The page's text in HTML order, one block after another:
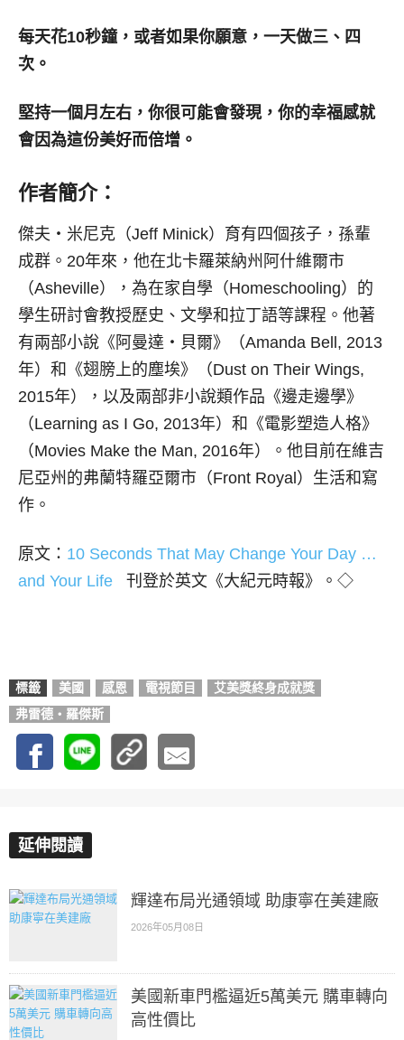
每天花10秒鐘，或者如果你願意，一天做三、四
次。
堅持一個月左右，你很可能會發現，你的幸福感就
會因為這份美好而倍增。
作者簡介：
傑夫‧米尼克（Jeff Minick）育有四個孩子，孫輩
成群。20年來，他在北卡羅萊納州阿什維爾市
（Asheville），為在家自學（Homeschooling）的
學生研討會教授歷史、文學和拉丁語等課程。他著
有兩部小說《阿曼達‧貝爾》（Amanda Bell, 2013
年）和《翅膀上的塵埃》（Dust on Their Wings,
2015年），以及兩部非小說類作品《邊走邊學》
（Learning as I Go, 2013年）和《電影塑造人格》
（Movies Make the Man, 2016年）。他目前在維吉
尼亞州的弗蘭特羅亞爾市（Front Royal）生活和寫
作。
原文： 10 Seconds That May Change Your Day …
and Your Life 刊登於英文《大紀元時報》。◇
標籤 美國 感恩 電視節目
艾美獎終身成就獎
弗雷德‧羅傑斯
延伸閱讀
輝達布局光通領域 助康寧在美建廠
2026年05月08日
美國新車門檻逼近5萬美元 購車轉向
高性價比